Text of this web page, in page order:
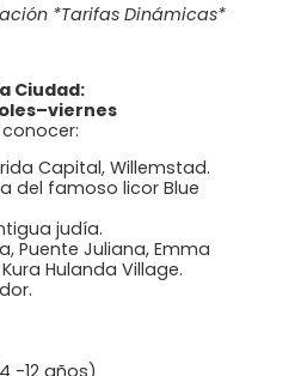
*Tarifas Dinámicas*
Ciudad:
Capital, Willemstad.
del famoso licor Blue
judía.
Puente Juliana, Emma
Hulanda Village.